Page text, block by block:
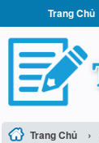
Trang Chủ
Trang Chủ ›